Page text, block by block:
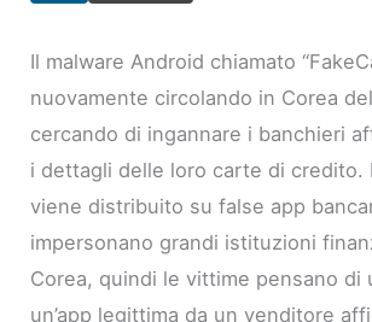
Il malware Android chiamato
nuovamente circolando in Corea
cercando di ingannare i banchieri
i dettagli delle loro carte di credito.
viene distribuito su false app
impersonano grandi istituzioni
Corea, quindi le vittime pensano di
un’app legittima da un venditore